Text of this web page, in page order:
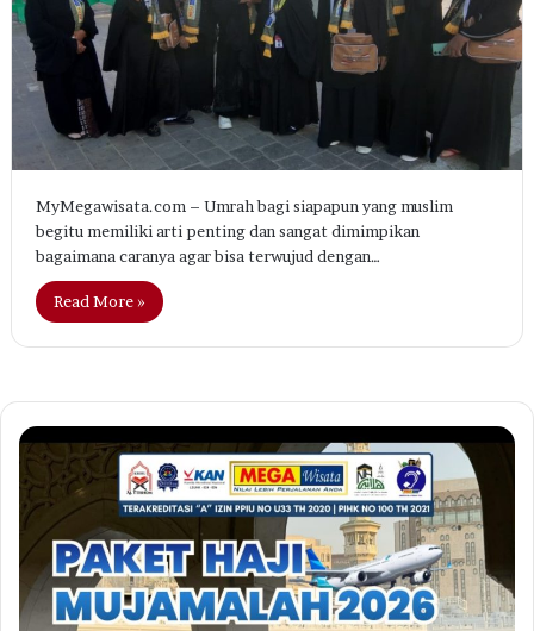
MyMegawisata.com – Umrah bagi siapapun yang muslim
begitu memiliki arti penting dan sangat dimimpikan
bagaimana caranya agar bisa terwujud dengan…
Read More »